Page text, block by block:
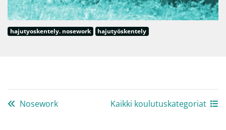
hajutyoskentely. nosework hajutyöskentely
Nosework Kaikki koulutuskategoriat